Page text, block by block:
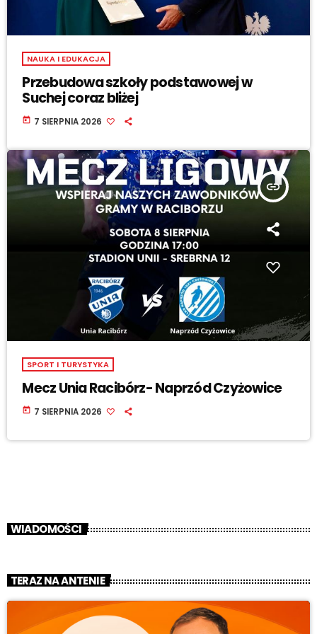
NAUKA I EDUKACJA
Przebudowa szkoły podstawowej w
Suchej coraz bliżej
today 7 SIERPNIA 2026
insert_link
SPORT I TURYSTYKA
Mecz Unia Racibórz- Naprzód Czyżowice
today 7 SIERPNIA 2026
WIADOMOŚCI
TERAZ NA ANTENIE